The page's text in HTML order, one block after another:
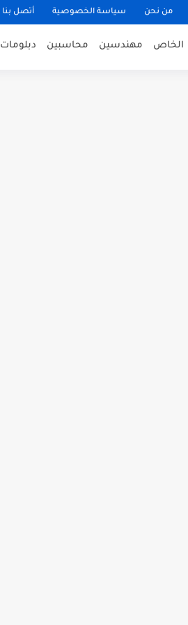
من نحن سياسة الخصوصية أتصل بنا
الخاص مهندسين محاسبين دبلومات